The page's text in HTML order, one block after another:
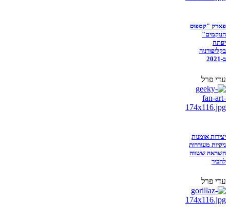
פארק "קמפוס
הנוקמים"
יפתח
בקליפורניה
ב-2021
עדי פרל
יצירות אומנות
גיקיות מעוררות
השראה ששווה
להכיר
עדי פרל